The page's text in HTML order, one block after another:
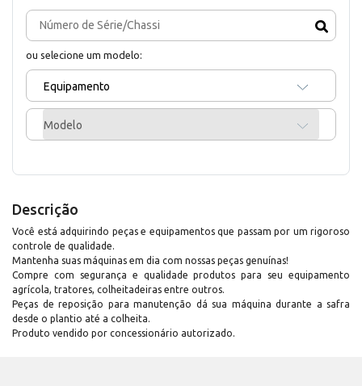
ou selecione um modelo:
Equipamento
Modelo
Descrição
Você está adquirindo peças e equipamentos que passam por um rigoroso
controle de qualidade.
Mantenha suas máquinas em dia com nossas peças genuínas!
Compre com segurança e qualidade produtos para seu equipamento
agrícola, tratores, colheitadeiras entre outros.
Peças de reposição para manutenção dá sua máquina durante a safra
desde o plantio até a colheita.
Produto vendido por concessionário autorizado.